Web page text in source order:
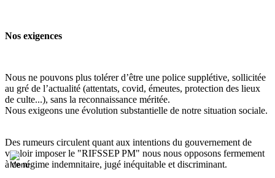
Nos exigences
Nous ne pouvons plus tolérer d’être une police supplétive, sollicitée
au gré de l’actualité (attentats, covid, émeutes, protection des lieux
de culte...), sans la reconnaissance méritée.
Nous exigeons une évolution substantielle de notre situation sociale.
Des rumeurs circulent quant aux intentions du gouvernement de
vouloir imposer le "RIFSSEP PM" nous nous opposons fermement
à ce régime indemnitaire, jugé inéquitable et discriminant.